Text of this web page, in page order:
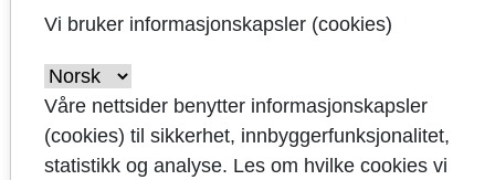
L33 arrow_drop_down
Sanering og nybygg av
16 000
L34 arrow_drop_down
Boligsosial handlingsplan,
kjøp av boliger, tilskudd
fra Husbanken
Vi bruker informasjonskapsler (cookies)
Våre nettsider benytter informasjonskapsler
(cookies) til sikkerhet, innbyggerfunksjonalitet,
statistikk og analyse. Les om hvilke cookies vi